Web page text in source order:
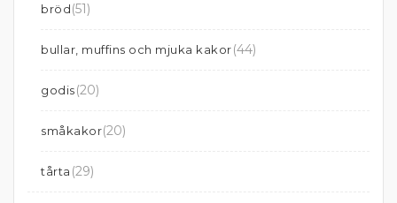
bröd(51)
bullar, muffins och mjuka kakor(44)
godis(20)
småkakor(20)
tårta (29)